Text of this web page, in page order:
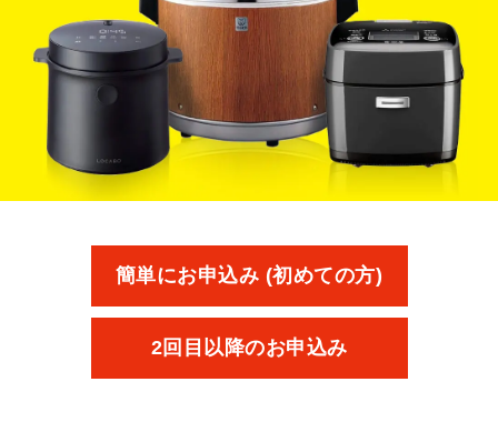
簡単にお申込み (初めての方)
2回目以降のお申込み